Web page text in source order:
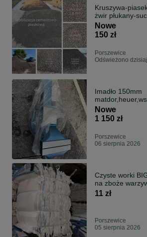
Kruszywa-
żwir płukany-
Transport-
Nowe
150 zł
Porszewice
Odświeżono
Imadło 150mm
Nowe
1 150 zł
Porszewice
06 sierpnia 2026
Czyste worki
na zboże
kg
11 zł
Porszewice
05 sierpnia 2026